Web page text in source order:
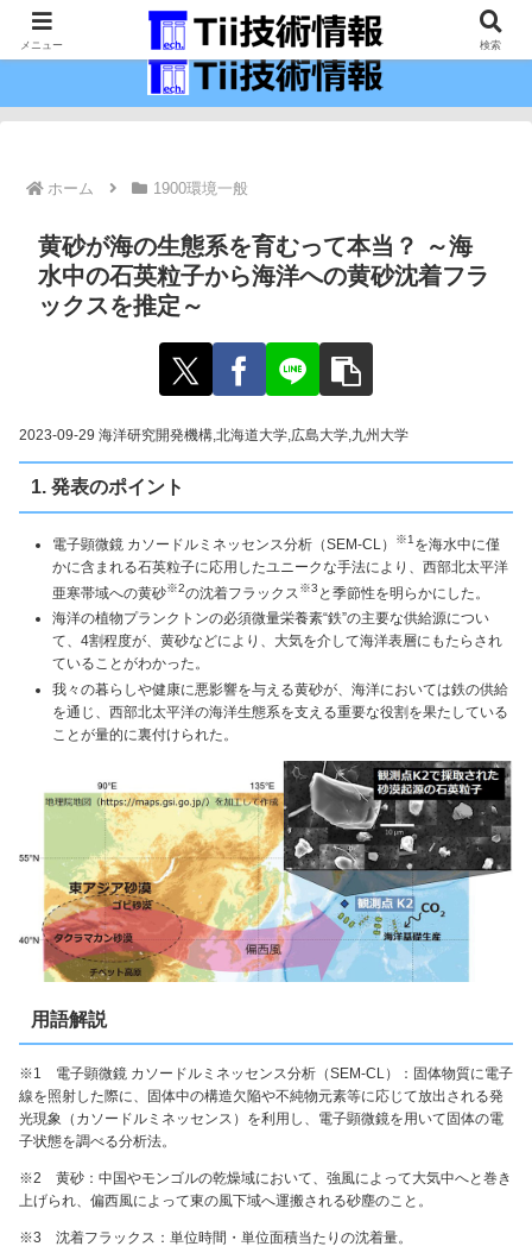
最新の科学技術の情報インフラ。
ホーム 1900環境一般
黄砂が海の生態系を育むって本当？ ～海
水中の石英粒子から海洋への黄砂沈着フラ
ックスを推定～
2023-09-29 海洋研究開発機構,北海道大学,広島大学,九州大学
1. 発表のポイント
電子顕微鏡 カソードルミネッセンス分析（SEM-CL） ※1 を海水中に僅
かに含まれる石英粒子に応用したユニークな手法により、西部北太平洋
亜寒帯域への黄砂※2の沈着フラックス※3 と季節性を明らかにした。
海洋の植物プランクトンの必須微量栄養素“鉄”の主要な供給源につい
て、4割程度が、黄砂などにより、大気を介して海洋表層にもたらされ
ていることがわかった。
我々の暮らしや健康に悪影響を与える黄砂が、海洋においては鉄の供給
を通じ、西部北太平洋の海洋生態系を支える重要な役割を果たしている
ことが量的に裏付けられた。
用語解説
※1 電子顕微鏡 カソードルミネッセンス分析（SEM-CL）：固体物質に電子
線を照射した際に、固体中の構造欠陥や不純物元素等に応じて放出される発
光現象（カソードルミネッセンス）を利用し、電子顕微鏡を用いて固体の電
子状態を調べる分析法。
※2 黄砂：中国やモンゴルの乾燥域において、強風によって大気中へと巻き
上げられ、偏西風によって東の風下域へ運搬される砂塵のこと。
※3 沈着フラックス：単位時間・単位面積当たりの沈着量。
メニュー 検索